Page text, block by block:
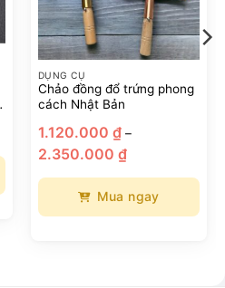
DỤNG CỤ
Chảo đồng đổ trứng phong
cách Nhật Bản
1.120.000 ₫ –
2.350.000 ₫Khoảng
giá:
đến
2.350.000 ₫
Mua ngay